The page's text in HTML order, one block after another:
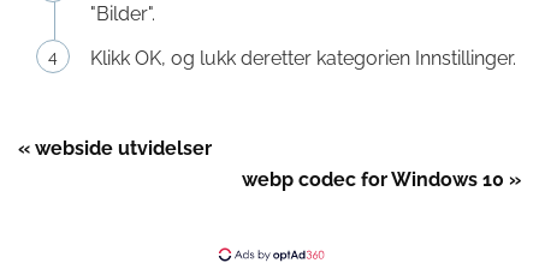
"Bilder".
Klikk OK, og lukk deretter kategorien Innstillinger.
« webside utvidelser
webp codec for Windows 10 »